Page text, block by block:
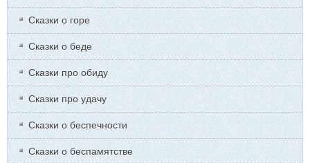
Сказки о горе
Сказки о беде
Сказки про обиду
Сказки про удачу
Сказки о беспечности
Сказки о беспамятстве